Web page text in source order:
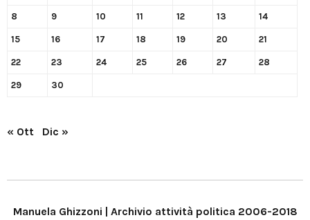
8 9 10 11 12 13 14
15 16 17 18 19 20 21
22 23 24 25 26 27 28
29 30
« Ott Dic »
Manuela Ghizzoni | Archivio attività politica 2006-2018